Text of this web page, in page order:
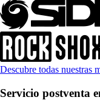
Descubre todas nuestras
Servicio postventa